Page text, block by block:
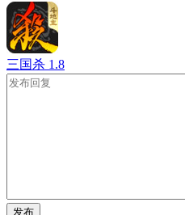
三国杀 1.8
发布